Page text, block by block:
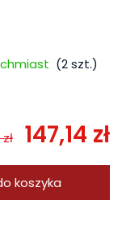
(2szt.)
147,14 zł
koszyka